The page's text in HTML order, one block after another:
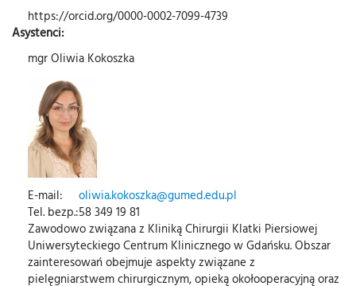
https://orcid.org/0000-0002-7099-4739
Asystenci:
mgr Oliwia Kokoszka
E-mail:
oliwia.kokoszka@gumed.edu.pl
Tel. bezp.:58 349 19 81
Zawodowo związana z Kliniką Chirurgii Klatki Piersiowej
Uniwersyteckiego Centrum Klinicznego w Gdańsku. Obszar
zainteresowań obejmuje aspekty związane z
pielęgniarstwem chirurgicznym, opieką okołooperacyjną oraz